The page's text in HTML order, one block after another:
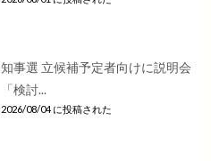
知事選 立候補予定者向けに説明会
「検討...
2026/08/04 に投稿された